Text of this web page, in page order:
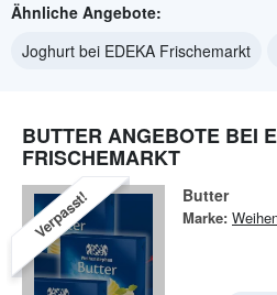
Ähnliche Angebote:
Joghurt bei EDEKA Frischemarkt
BUTTER ANGEBOTE BEI
FRISCHEMARKT
Verpasst! Butter
Marke: